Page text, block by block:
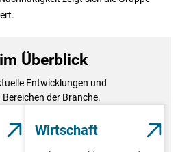
Überblick
Entwicklungen und
der Branche.
Wirtschaft